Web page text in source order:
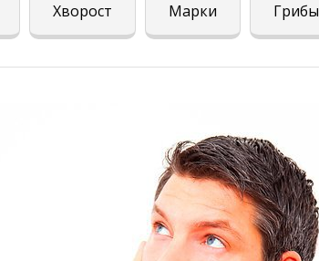
Хворост Марки Грибы